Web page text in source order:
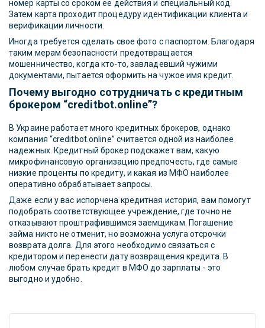
номер карты со сроком ее действия и специальный код.
Затем карта проходит процедуру идентификации клиента и
верификации личности.
Иногда требуется сделать свое фото с паспортом. Благодаря
таким мерам безопасности предотвращается
мошенничество, когда кто-то, завладевший чужими
документами, пытается оформить на чужое имя кредит.
Почему выгодно сотрудничать с кредитным
брокером “creditbot.online”?
В Украине работает много кредитных брокеров, однако
компания “creditbot.online” считается одной из наиболее
надежных. Кредитный брокер подскажет вам, какую
микрофинансовую организацию предпочесть, где самые
низкие проценты по кредиту, и какая из МФО наиболее
оперативно обрабатывает запросы.
Даже если у вас испорчена кредитная история, вам помогут
подобрать соответствующее учреждение, где точно не
отказывают проштрафившимся заемщикам. Погашение
займа никто не отменит, но возможна услуга отсрочки
возврата долга. Для этого необходимо связаться с
кредитором и перенести дату возвращения кредита. В
любом случае брать кредит в МФО до зарплаты - это
выгодно и удобно.